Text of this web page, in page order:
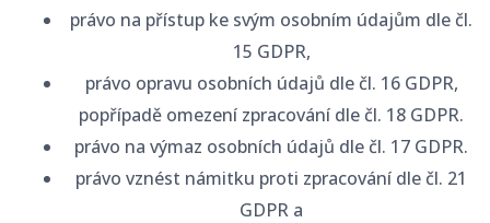
právo na přístup ke svým osobním údajům dle čl.
15 GDPR,
právo opravu osobních údajů dle čl. 16 GDPR,
popřípadě omezení zpracování dle čl. 18 GDPR.
právo na výmaz osobních údajů dle čl. 17 GDPR.
právo vznést námitku proti zpracování dle čl. 21
GDPR a